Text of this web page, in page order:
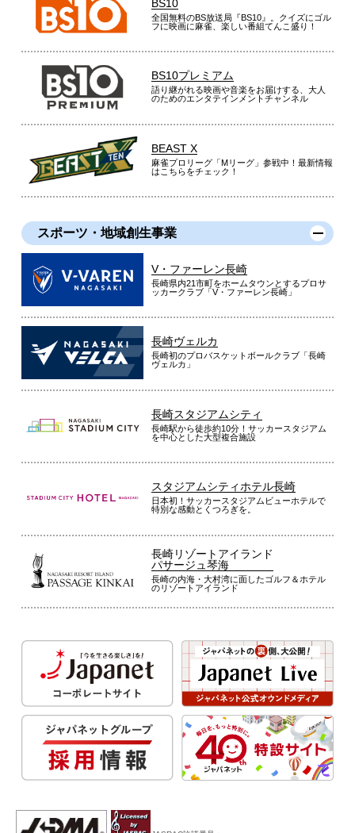
BS10
全国無料のBS放送局『BS10』。クイズにゴル
フに映画に麻雀、楽しい番組てんこ盛り！
BS10プレミアム
語り継がれる映画や音楽をお届けする、大人
のためのエンタテインメントチャンネル
BEAST X
麻雀プロリーグ「Mリーグ」参戦中！最新情報
はこちらをチェック！
スポーツ・地域創生事業
V・ファーレン長崎
長崎県内21市町をホームタウンとするプロサ
ッカークラブ「V・ファーレン長崎」
長崎ヴェルカ
長崎初のプロバスケットボールクラブ「長崎
ヴェルカ」
長崎スタジアムシティ
長崎駅から徒歩約10分！サッカースタジアム
を中心とした大型複合施設
スタジアムシティホテル長崎
日本初！サッカースタジアムビューホテルで
特別な感動とくつろぎを。
長崎リゾートアイランド
パサージュ琴海
長崎の内海・大村湾に面したゴルフ＆ホテル
のリゾートアイランド